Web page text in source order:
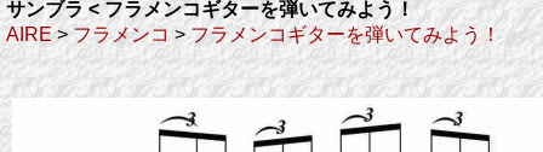
サンブラ < フラメンコギターを弾いてみよう！
AIRE>フラメンコ > フラメンコギターを弾いてみよう！